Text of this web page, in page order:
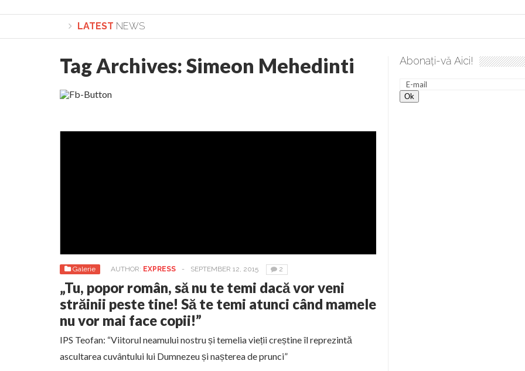
LATEST NEWS
Lepădarea de sine și urmarea lui Hristos. Calea spre desăvârșire. Gând de duminică de Elena Solunca Moise
Tag Archives:Simeon Mehedinti
Galerie AUTHOR: EXPRESS - SEPTEMBER 12, 2015 2
„Tu, popor român, să nu te temi dacă vor veni
străinii peste tine! Să te temi atunci când mamele
nu vor mai face copii!”
IPS Teofan: “Viitorul neamului nostru și temelia vieții creștine îl reprezintă
ascultarea cuvântului lui Dumnezeu și nașterea de prunci”
Abonați-vă Aici!